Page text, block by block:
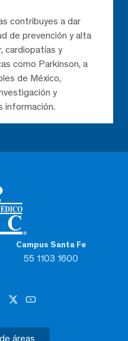
Campus Santa Fe
55 1103 1600
áreas
contribuyes a dar
de prevención y alta
cardiopatías y
como Parkinson, a
de México,
y
información.